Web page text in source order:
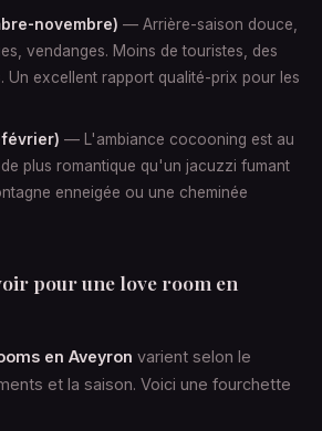
novembre) — Arrière-saison douce,
vendanges. Moins de touristes, des
Un excellent rapport qualité-prix pour les
— L'ambiance cocooning est au
plus romantique qu'un jacuzzi fumant
enneigée ou une cheminée
pour une love room en
en Aveyron varient selon le
et la saison. Voici une fourchette